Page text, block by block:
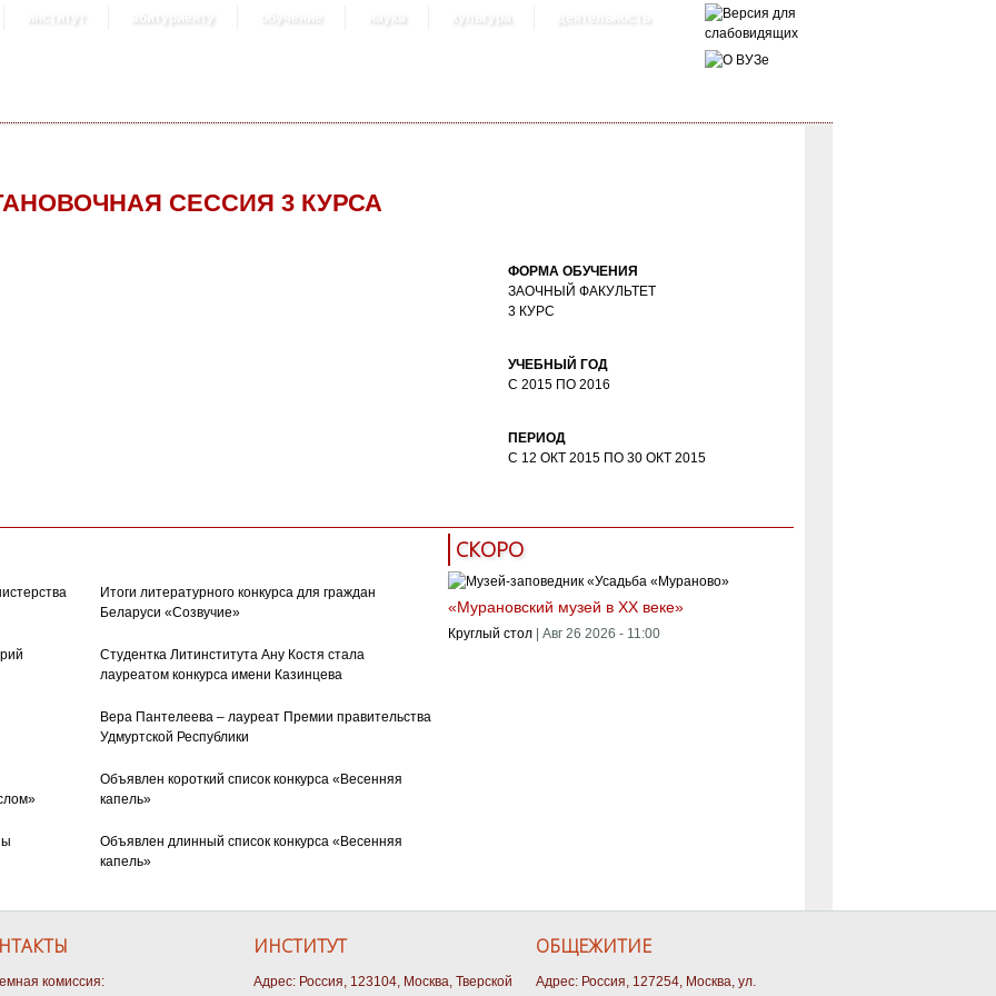
институт абитуриенту обучение наука культура деятельность
СЕССИЯ 3 КУРСА
ФОРМА ОБУЧЕНИЯ
ЗАОЧНЫЙ ФАКУЛЬТЕТ
3 КУРС
УЧЕБНЫЙ ГОД
С2015 ПО2016
ПЕРИОД
С 12 ОКТ 2015 ПО30 ОКТ 2015
Итоги литературного конкурса для граждан
Беларуси «Созвучие»
Студентка Литинститута Ану Костя стала
лауреатом конкурса имени Казинцева
Вера Пантелеева – лауреат Премии правительства
Удмуртской Республики
Объявлен короткий список конкурса «Весенняя
капель»
Объявлен длинный список конкурса «Весенняя
капель»
СКОРО
«Мурановский музей в XX веке»
Круглый стол Авг 26 2026 - 11:00
комиссия:
ИНСТИТУТ
Адрес: Россия, 123104, Москва, Тверской
ОБЩЕЖИТИЕ
Адрес: Россия, 127254, Москва, ул.